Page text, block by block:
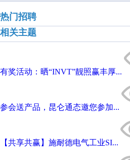
热门招聘
相关主题
有奖活动：晒“INVT”靓照赢丰厚...
参会送产品，昆仑通态邀您参加...
【共享共赢】施耐德电气工业SI...